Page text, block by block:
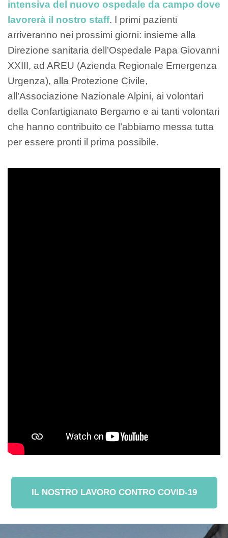
intensiva del nuovo ospedale da campo dove
lavorerà il nostro staff. I primi pazienti
arriveranno nei prossimi giorni: insieme alla
Direzione sanitaria dell’Ospedale Papa Giovanni
XXIII, ad AREU (Azienda Regionale Emergenza
Urgenza), alla Protezione Civile,
all’Associazione Nazionale Alpini, ai volontari
della Confartigianato Bergamo e ai tanti volontari
che hanno contribuito ce l’abbiamo messa tutta
per essere pronti il prima possibile.
IL NOSTRO LAVORO CONTRO COVID-19